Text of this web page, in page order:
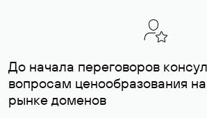
До начала переговоров
вопросам ценообразования
рынке доменов